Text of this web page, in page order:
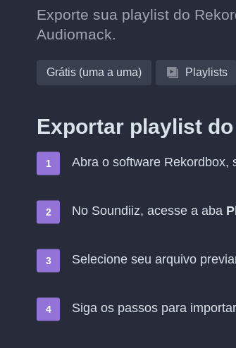
Exporte sua playlist do
Audiomack.
Grátis (uma a uma) Playlists
Exportar playlist
Abra o software Rekordbox,
No Soundiiz, acesse a aba
Selecione seu arquivo
Siga os passos para